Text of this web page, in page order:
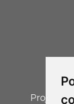
Projekt: